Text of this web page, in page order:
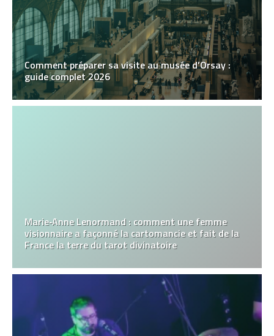
Comment préparer sa visite au musée d’Orsay :
guide complet 2026
Marie‑Anne Lenormand : comment une femme
visionnaire a façonné la cartomancie et fait de la
France la terre du tarot divinatoire